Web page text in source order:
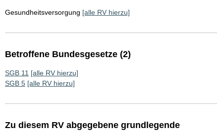
Gesundheitsversorgung [alle RV hierzu]
Betroffene Bundesgesetze (2)
SGB 11 [alle RV hierzu]
SGB 5 [alle RV hierzu]
Zu diesem RV abgegebene grundlegende